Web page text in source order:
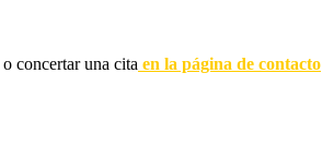
o concertar una cita en la página de contacto